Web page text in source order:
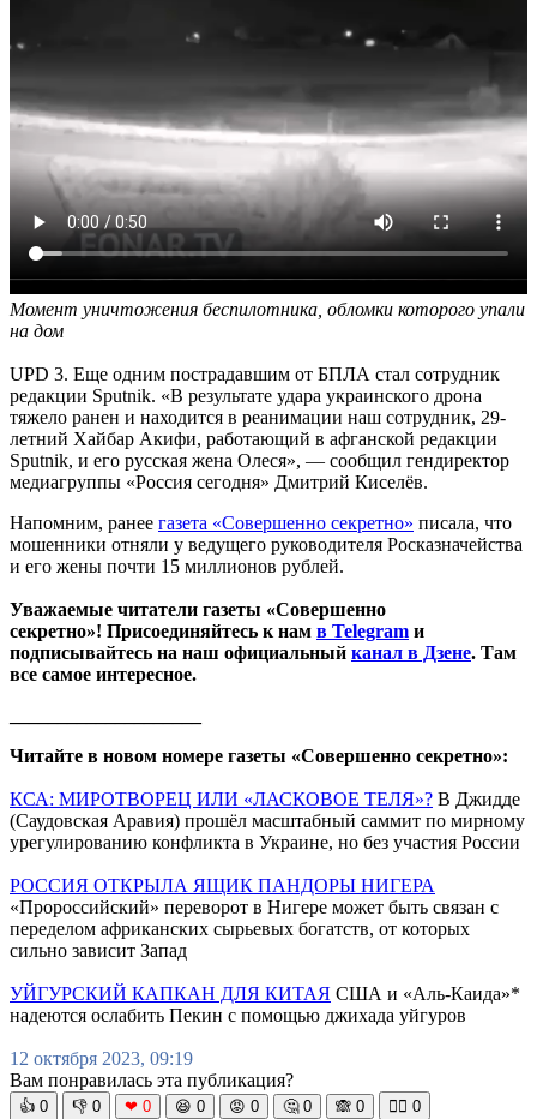
Момент уничтожения беспилотника, обломки которого упали
на дом
UPD 3. Еще одним пострадавшим от БПЛА стал сотрудник
редакции Sputnik. «В результате удара украинского дрона
тяжело ранен и находится в реанимации наш сотрудник, 29-
летний Хайбар Акифи, работающий в афганской редакции
Sputnik, и его русская жена Олеся», — сообщил гендиректор
медиагруппы «Россия сегодня» Дмитрий Киселёв.
Напомним, ранее газета «Совершенно секретно» писала, что
мошенники отняли у ведущего руководителя Росказначейства
и его жены почти 15 миллионов рублей.
Уважаемые читатели газеты «Совершенно
секретно»! Присоединяйтесь к нам в Telegram и
подписывайтесь на наш официальный канал в Дзене. Там
все самое интересное.
Читайте в новом номере газеты «Совершенно секретно»:
КСА: МИРОТВОРЕЦ ИЛИ «ЛАСКОВОЕ ТЕЛЯ»? В Джидде
(Саудовская Аравия) прошёл масштабный саммит по мирному
урегулированию конфликта в Украине, но без участия России
РОССИЯ ОТКРЫЛА ЯЩИК ПАНДОРЫ НИГЕРА
«Пророссийский» переворот в Нигере может быть связан с
переделом африканских сырьевых богатств, от которых
сильно зависит Запад
УЙГУРСКИЙ КАПКАН ДЛЯ КИТАЯ США и «Аль-Каида»*
надеются ослабить Пекин с помощью джихада уйгуров
12 октября 2023, 09:19
Вам понравилась эта публикация?
👍 0 👎 0 ❤ 0 😆 0 😡 0 🤔 0 🙈 0 🧘‍♀️ 0